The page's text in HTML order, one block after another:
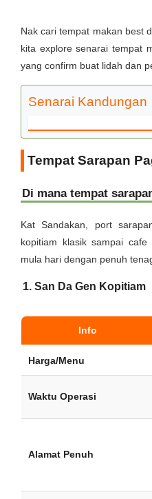
Nak cari tempat makan best
kita explore senarai tempat
yang confirm buat lidah dan
Senarai Kandungan
Tempat Sarapan
Di mana tempat
Kat Sandakan, port
kopitiam klasik sampai
mula hari dengan penuh
1. San Da Gen Kopitiam
Info
Harga/Menu
Waktu Operasi
Alamat Penuh